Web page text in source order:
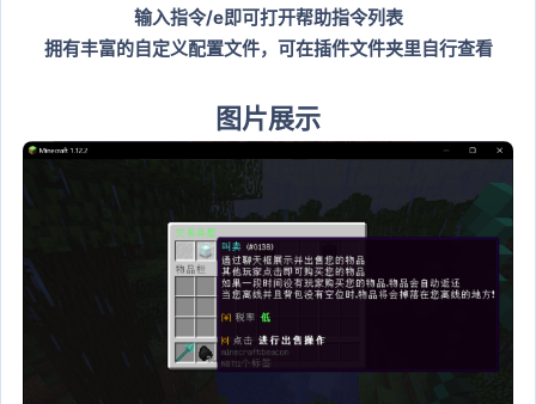
输入指令/e即可打开帮助指令列表
拥有丰富的自定义配置文件，可在插件文件夹里自行查看
图片展示